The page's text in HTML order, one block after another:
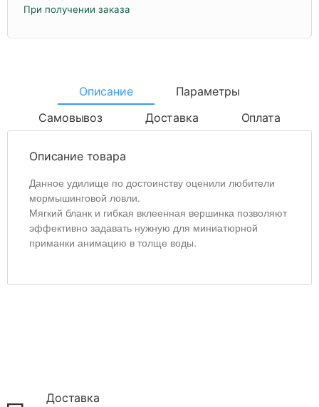
При получении заказа
Описание
Параметры
Самовывоз
Доставка Оплата
Описание товара
Данное удилище по достоинству оценили любители
мормышинговой ловли.
Мягкий бланк и гибкая вклеенная вершинка позволяют
эффективно задавать нужную для миниатюрной
приманки анимацию в толще воды.
Доставка